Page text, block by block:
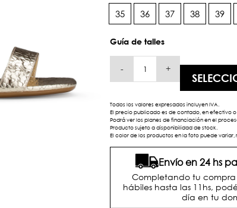
35 36 37 38 39
Guía de talles
- +
Todos los valores expresados incluyen IVA.
El precio publicado es de contado, en efectivo
Podrá ver los planes de financiación en el
Producto sujeto a disponibilidad de stock.
El color de los productos en la foto puede
Envío en 24 hs
Completando tu compra
hábiles hasta las 11hs,
día en tu